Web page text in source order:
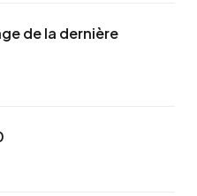
de la dernière